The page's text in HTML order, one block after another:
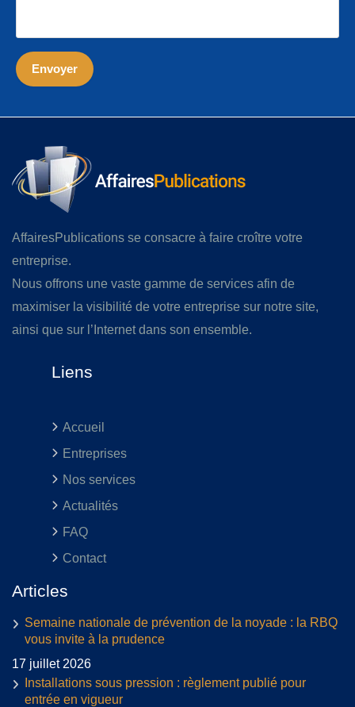
AffairesPublications se consacre à faire croître votre
entreprise.
Nous offrons une vaste gamme de services afin de
maximiser la visibilité de votre entreprise sur notre site,
ainsi que sur l’Internet dans son ensemble.
Liens
Accueil
Entreprises
Nos services
Actualités
FAQ
Contact
Articles
Semaine nationale de prévention de la noyade : la RBQ
vous invite à la prudence
17 juillet 2026
Installations sous pression : règlement publié pour
entrée en vigueur